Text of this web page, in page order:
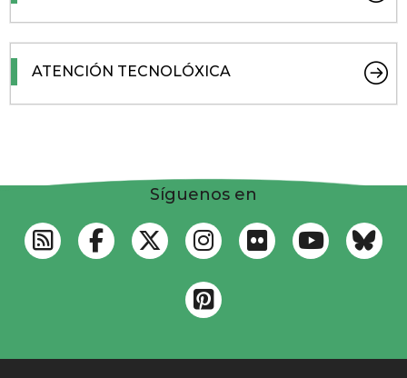
ATENCIÓN TECNOLÓXICA
Síguenos en